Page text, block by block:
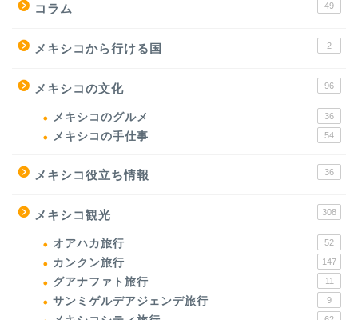
コラム 49
メキシコから行ける国 2
メキシコの文化 96
メキシコのグルメ 36
メキシコの手仕事 54
メキシコ役立ち情報 36
メキシコ観光 308
オアハカ旅行 52
カンクン旅行 147
グアナファト旅行 11
サンミゲルデアジェンデ旅行 9